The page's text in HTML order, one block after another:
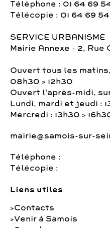
Téléphone : 01 64 69
Télécopie : 01 64 69
SERVICE URBANISME
Mairie Annexe - 2, Rue
Ouvert tous les
08h30 > 12h30
Ouvert l'après-midi,
Lundi, mardi et jeudi :
Mercredi : 13h30 >
mairie@samois-sur-
Téléphone :
Télécopie :
Liens utiles
Contacts
Venir à Samois